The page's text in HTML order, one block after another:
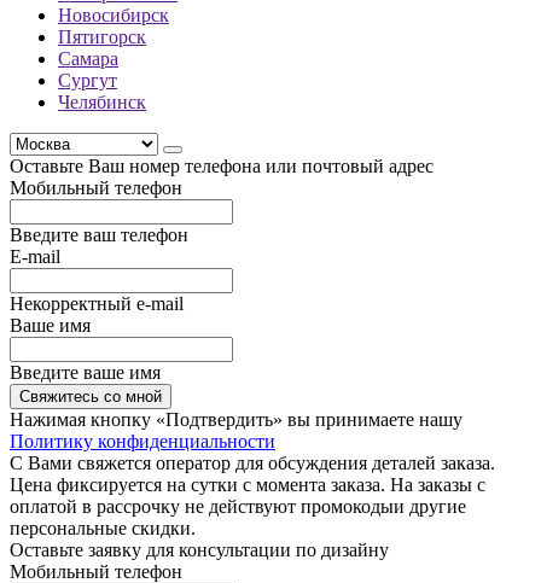
Новосибирск
Пятигорск
Самара
Сургут
Челябинск
Оставьте Ваш номер телефона или почтовый адрес
Мобильный телефон
Введите ваш телефон
E-mail
Некорректный e-mail
Ваше имя
Введите ваше имя
Свяжитесь со мной
Нажимая кнопку «Подтвердить» вы принимаете нашу
Политику конфиденциальности
С Вами свяжется оператор для обсуждения деталей заказа.
Цена фиксируется на сутки с момента заказа. На заказы с
оплатой в рассрочку не действуют промокодыи другие
персональные скидки.
Оставьте заявку для консультации по дизайну
Мобильный телефон